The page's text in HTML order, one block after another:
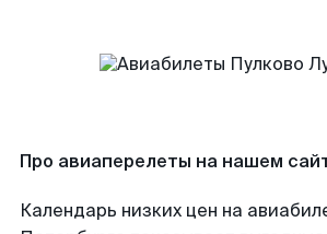
Про авиаперелеты на нашем
Календарь низких цен на